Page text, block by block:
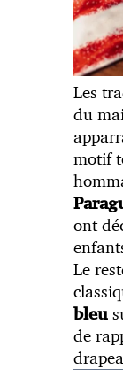
Les
du
motif
ont
Le
bleu
de